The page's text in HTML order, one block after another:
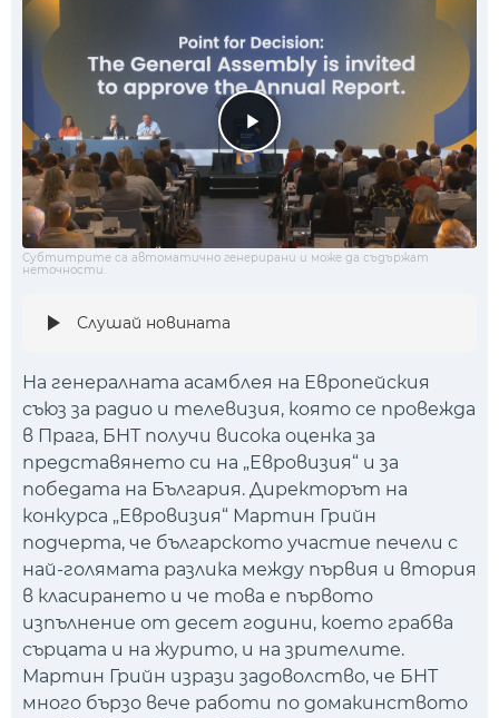
Субтитрите са автоматично генерирани и може да съдържат
неточности.
Слушай новината
На генералната асамблея на Европейския
съюз за радио и телевизия, която се провежда
в Прага, БНТ получи висока оценка за
представянето си на „Евровизия“ и за
победата на България. Директорът на
конкурса „Евровизия“ Мартин Грийн
подчерта, че българското участие печели с
най-голямата разлика между първия и втория
в класирането и че това е първото
изпълнение от десет години, което грабва
сърцата и на журито, и на зрителите.
Мартин Грийн изрази задоволство, че БНТ
много бързо вече работи по домакинството